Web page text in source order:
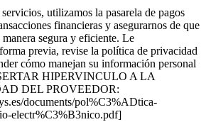
utilizamos la pasarela de pagos
financieras y asegurarnos de que
manera segura y eficiente. Le
previa, revise la política de privacidad
cómo manejan su información personal
HIPERVINCULO A LA
DEL PROVEEDOR:
documents/pol%C3%ADtica-
electr%C3%B3nico.pdf]